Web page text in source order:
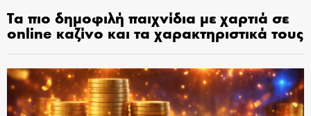
Τα πιο δημοφιλή παιχνίδια με χαρτιά σε
online καζίνο και τα χαρακτηριστικά τους